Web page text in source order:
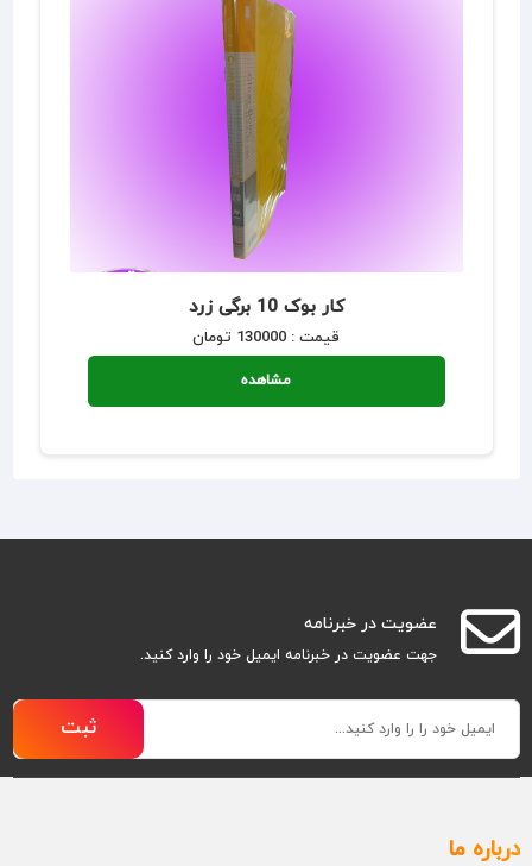
کار بوک 10 برگی زرد
قیمت : 130000 تومان
مشاهده
عضویت در خبرنامه
جهت عضویت در خبرنامه ایمیل خود را وارد کنید.
ثبت
درباره ما